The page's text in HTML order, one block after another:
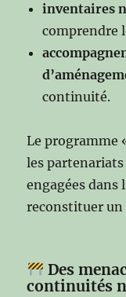
inventaires
comprendre
continuité.
Le programme
les
engagées dans
reconstituer un
Des
continuités